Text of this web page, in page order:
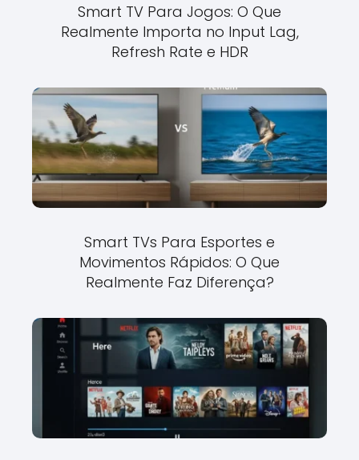
Smart TV Para Jogos: O Que
Realmente Importa no Input Lag,
Refresh Rate e HDR
Smart TVs Para Esportes e
Movimentos Rápidos: O Que
Realmente Faz Diferença?